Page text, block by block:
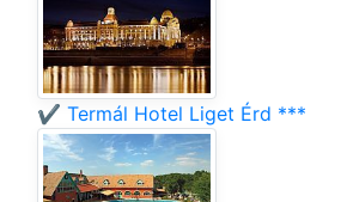
✔️ Termál Hotel Liget Érd ***